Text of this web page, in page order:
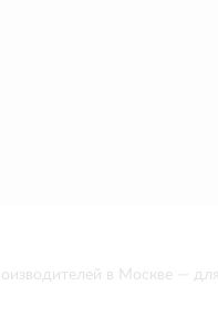
в Москве —